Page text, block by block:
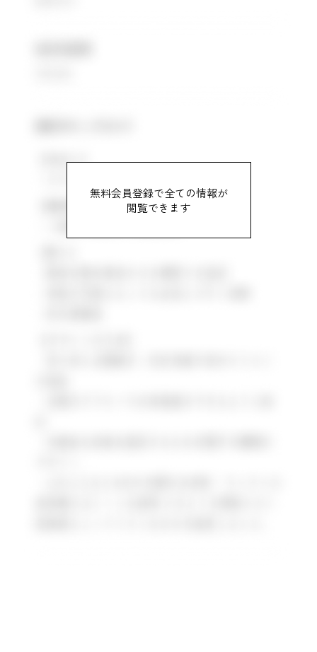
無料会員登録で全ての情報が
閲覧できます